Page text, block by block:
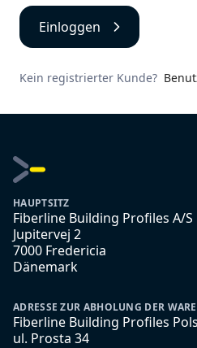
Einloggen
Kein registrierter Kunde?
HAUPTSITZ
Fiberline Building Profiles A/S
Jupitervej 2
7000 Fredericia
Dänemark
ADRESSE ZUR ABHOLUNG DER WARE
Fiberline Building Profiles
ul. Prosta 34